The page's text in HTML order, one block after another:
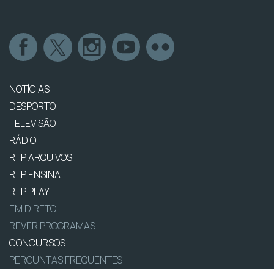
NOTÍCIAS
DESPORTO
TELEVISÃO
RÁDIO
RTP ARQUIVOS
RTP ENSINA
RTP PLAY
EM DIRETO
REVER PROGRAMAS
CONCURSOS
PERGUNTAS FREQUENTES